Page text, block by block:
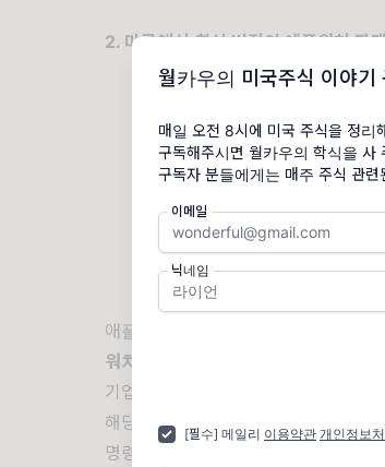
월카우의 미국주식 이야기
매일 오전 8시에 미국 주식을 정리
구독해주시면 월카우의 학식을 사
구독자 분들에게는 매주 주식 관
이메일
닉네임
[필수] 메일리 이용약관 개인정보
2. 미국에서 최신 버전의 애플워치 판
애플은 이달 말 애플 워치의 혈중 산
워치 제품의 판매를 중단
할 것이라
기업이 의료 기술 회사인 마시모의 혈
해당 기기의 수입을 중단하라고 명령
명령을 검토하고 있으며, 검토 기간